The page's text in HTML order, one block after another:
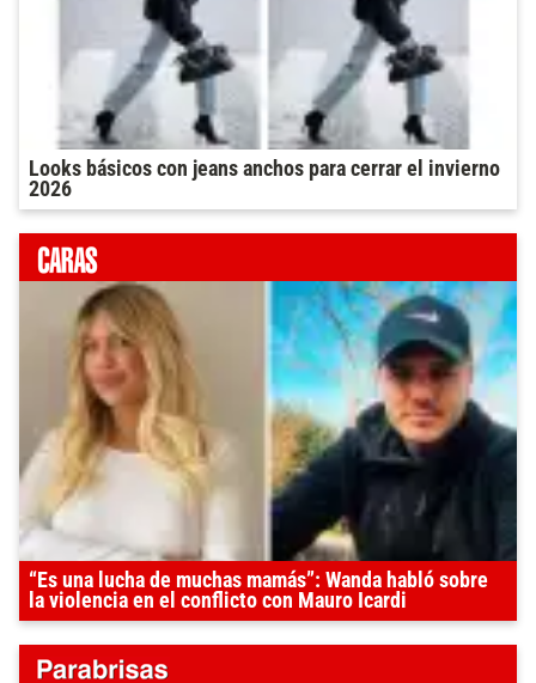
Looks básicos con jeans anchos para cerrar el invierno
2026
“Es una lucha de muchas mamás”: Wanda habló sobre
la violencia en el conflicto con Mauro Icardi